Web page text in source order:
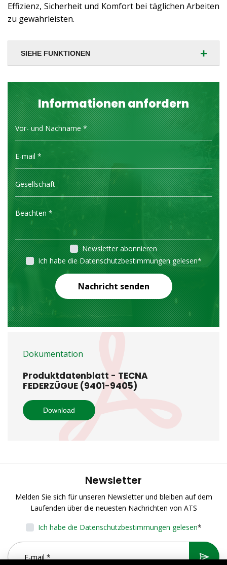
Effizienz, Sicherheit und Komfort bei täglichen Arbeiten
zu gewährleisten.
+
SIEHE FUNKTIONEN
Informationen anfordern
Newsletter abonnieren
Ich habe die Datenschutzbestimmungen gelesen*
Nachricht senden
Dokumentation
Produktdatenblatt - TECNA
FEDERZÜGUE (9401-9405)
Download
Newsletter
Melden Sie sich für unseren Newsletter und bleiben auf dem
Laufenden über die neuesten Nachrichten von ATS
Ich habe die Datenschutzbestimmungen gelesen*